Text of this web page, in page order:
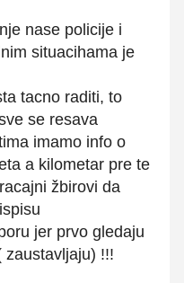
nase policije i
situacihama je
tacno raditi, to
se resava
imamo info o
a kilometar pre te
žbirovi da
jer prvo gledaju
zaustavljaju) !!!